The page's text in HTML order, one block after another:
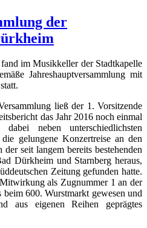
der
im Musikkeller der Stadtkapelle
Jahreshauptversammlung mit
ließ der 1. Vorsitzende
das Jahr 2016 noch einmal
neben unterschiedlichsten
die gelungene Konzertreise an den
der seit langem bereits bestehenden
Dürkheim und Starnberg heraus,
Zeitung gefunden hatte.
als Zugnummer 1 an der
beim 600. Wurstmarkt gewesen und
aus eigenen Reihen geprägtes